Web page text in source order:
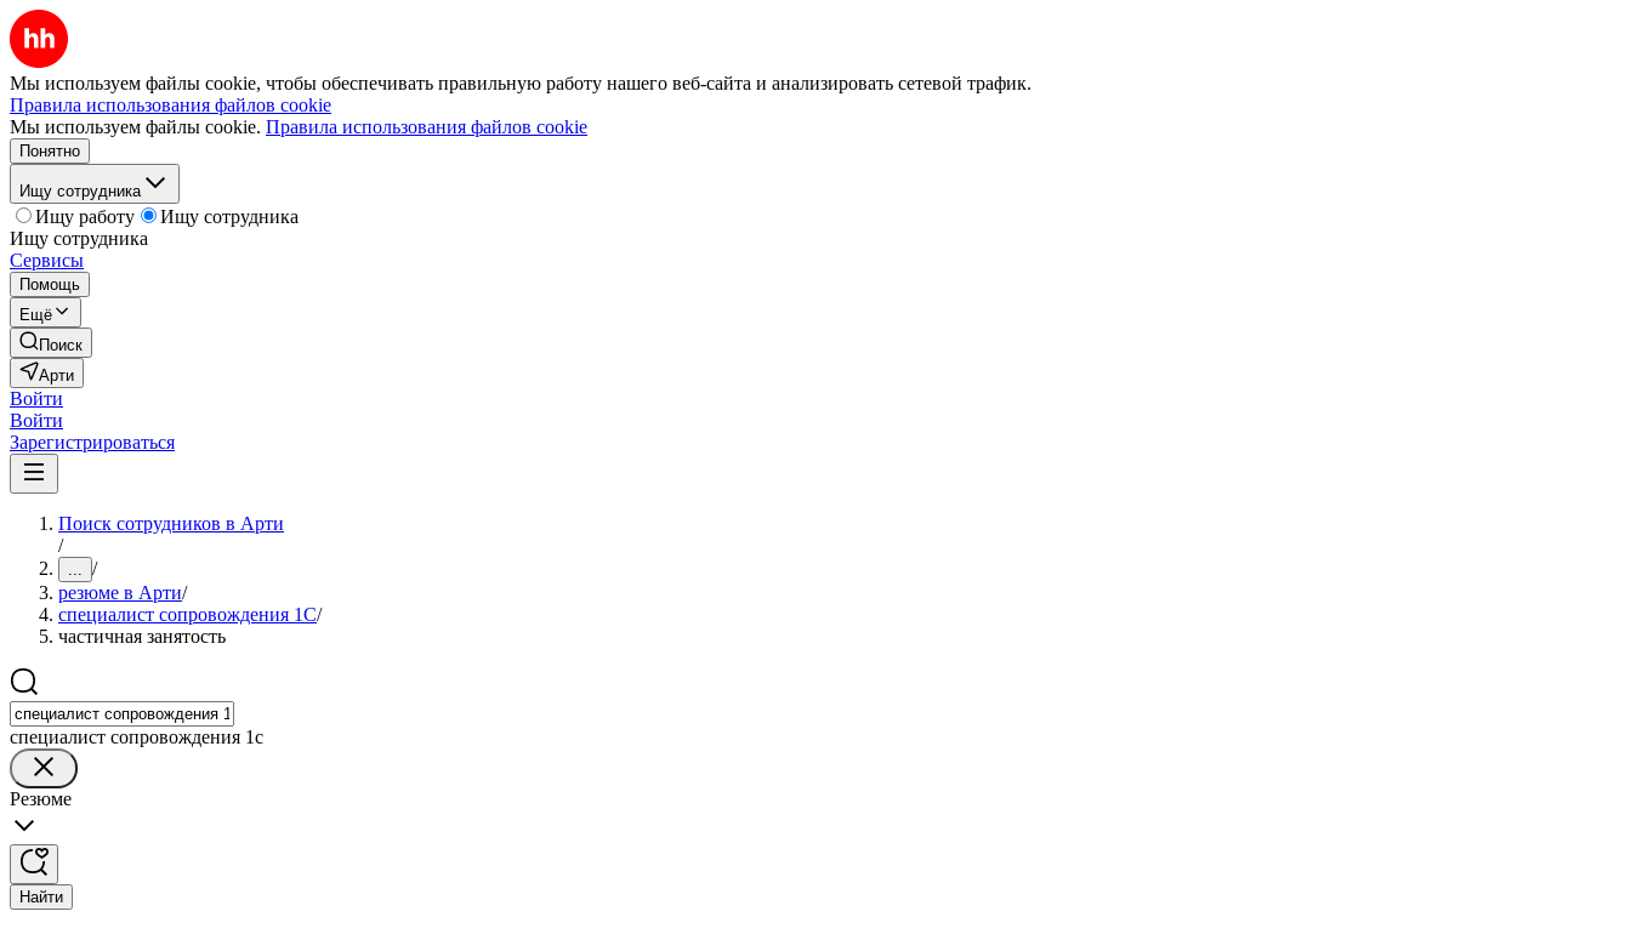
Мы используем файлы cookie, чтобы обеспечивать правильную работу нашего веб-сайта и анализировать сетевой трафик.
Правила использования файлов cookie
Мы используем файлы cookie. Правила использования файлов cookie
Понятно
Ищу сотрудника
Ищу работу
Ищу сотрудника
Ищу сотрудника
Сервисы
Помощь
Ещё
Поиск
Арти
Войти
Войти
Зарегистрироваться
Поиск сотрудников в Арти
/
... /
резюме в Арти/
специалист сопровождения 1С/
частичная занятость
специалист сопровождения 1с
Резюме
Найти